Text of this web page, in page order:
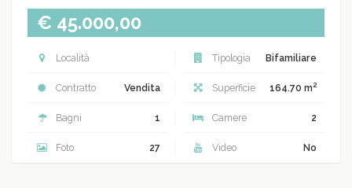
€ 45.000,00
Località Tipologia Bifamiliare
Contratto Vendita Superficie 164.70 m2
Bagni 1 Camere 2
Foto 27 Video No